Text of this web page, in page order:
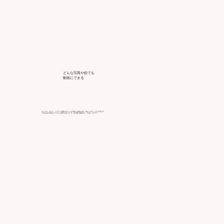
どんな写真や絵でも
動画にできる
モノクロ、カラー、イラスト等問わずどん な仕様でも動きや音、色をつけることが可 能です。
※読み込み可能なデータには条件がありま す。注文時に確認の上、お送りください。